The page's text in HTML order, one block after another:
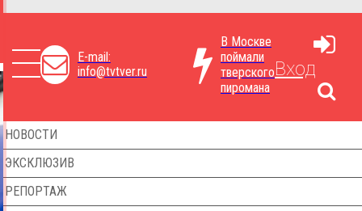
E-mail:
info@tvtver.ru
В Москве
поймали
тверского
пиромана
Вход
НОВОСТИ
ЭКСКЛЮЗИВ
РЕПОРТАЖ